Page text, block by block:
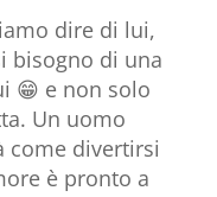
dire di lui,
bisogno di una
😁 e non solo
Un uomo
come divertirsi
è pronto a